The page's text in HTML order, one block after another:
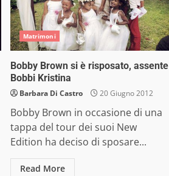
Matrimoni
Bobby Brown si è risposato, assente
Bobbi Kristina
Barbara Di Castro 20 Giugno 2012
Bobby Brown in occasione di una
tappa del tour dei suoi New
Edition ha deciso di sposare...
Read More